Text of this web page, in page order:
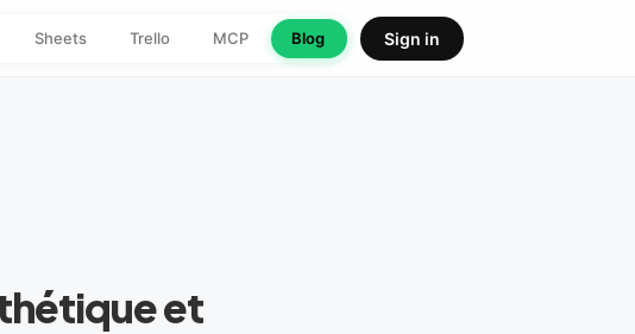
Sheets Trello MCP Blog Sign in
et